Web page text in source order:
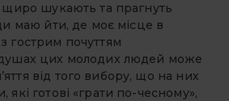
щиро шукають та прагнуть
маю йти, де моє місце в
гострим почуттям
душах цих молодих людей може
від того вибору, що на них
готові «грати по-чесному»,